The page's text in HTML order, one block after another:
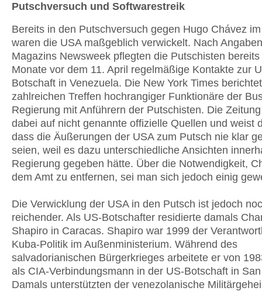
Putschversuch und Softwarestreik
Bereits in den Putschversuch gegen Hugo Chávez
waren die USA maßgeblich verwickelt. Nach
Magazins Newsweek pflegten die Putschisten
Monate vor dem 11. April regelmäßige Kontakte zur
Botschaft in Venezuela. Die New York Times
zahlreichen Treffen hochrangiger Funktionäre der
Regierung mit Anführern der Putschisten. Die
dabei auf nicht genannte offizielle Quellen und weist
dass die Äußerungen der USA zum Putsch nie klar
seien, weil es dazu unterschiedliche Ansichten
Regierung gegeben hätte. Über die Notwendigkeit,
dem Amt zu entfernen, sei man sich jedoch einig
Die Verwicklung der USA in den Putsch ist jedoch
reichender. Als US-Botschafter residierte damals
Shapiro in Caracas. Shapiro war 1999 der
Kuba-Politik im Außenministerium. Während des
salvadorianischen Bürgerkrieges arbeitete er von
als CIA-Verbindungsmann in der US-Botschaft in
Damals unterstützten der venezolanische